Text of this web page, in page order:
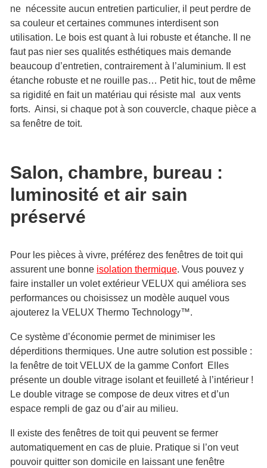
ne nécessite aucun entretien particulier, il peut perdre de
sa couleur et certaines communes interdisent son
utilisation. Le bois est quant à lui robuste et étanche. Il ne
faut pas nier ses qualités esthétiques mais demande
beaucoup d’entretien, contrairement à l’aluminium. Il est
étanche robuste et ne rouille pas… Petit hic, tout de même
sa rigidité en fait un matériau qui résiste mal aux vents
forts. Ainsi, si chaque pot à son couvercle, chaque pièce a
sa fenêtre de toit.
Salon, chambre, bureau :
luminosité et air sain
préservé
Pour les pièces à vivre, préférez des fenêtres de toit qui
assurent une bonne isolation thermique. Vous pouvez y
faire installer un volet extérieur VELUX qui améliora ses
performances ou choisissez un modèle auquel vous
ajouterez la VELUX Thermo Technology™.
Ce système d’économie permet de minimiser les
déperditions thermiques. Une autre solution est possible :
la fenêtre de toit VELUX de la gamme Confort Elles
présente un double vitrage isolant et feuilleté à l’intérieur !
Le double vitrage se compose de deux vitres et d’un
espace rempli de gaz ou d’air au milieu.
Il existe des fenêtres de toit qui peuvent se fermer
automatiquement en cas de pluie. Pratique si l’on veut
pouvoir quitter son domicile en laissant une fenêtre